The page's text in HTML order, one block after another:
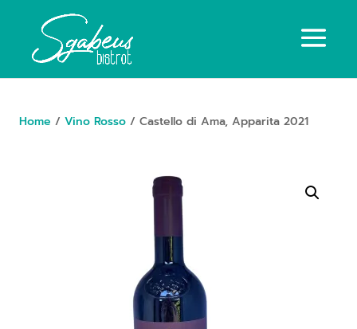
Home / Vino Rosso / Castello di Ama, Apparita 2021